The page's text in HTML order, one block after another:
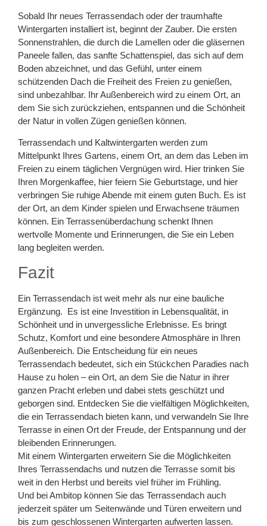
Sobald Ihr neues Terrassendach oder der traumhafte
Wintergarten installiert ist, beginnt der Zauber. Die ersten
Sonnenstrahlen, die durch die Lamellen oder die gläsernen
Paneele fallen, das sanfte Schattenspiel, das sich auf dem
Boden abzeichnet, und das Gefühl, unter einem
schützenden Dach die Freiheit des Freien zu genießen,
sind unbezahlbar. Ihr Außenbereich wird zu einem Ort, an
dem Sie sich zurückziehen, entspannen und die Schönheit
der Natur in vollen Zügen genießen können.
Terrassendach und Kaltwintergarten werden zum
Mittelpunkt Ihres Gartens, einem Ort, an dem das Leben im
Freien zu einem täglichen Vergnügen wird. Hier trinken Sie
Ihren Morgenkaffee, hier feiern Sie Geburtstage, und hier
verbringen Sie ruhige Abende mit einem guten Buch. Es ist
der Ort, an dem Kinder spielen und Erwachsene träumen
können. Ein Terrassenüberdachung schenkt Ihnen
wertvolle Momente und Erinnerungen, die Sie ein Leben
lang begleiten werden.
Fazit
Ein Terrassendach ist weit mehr als nur eine bauliche
Ergänzung. Es ist eine Investition in Lebensqualität, in
Schönheit und in unvergessliche Erlebnisse. Es bringt
Schutz, Komfort und eine besondere Atmosphäre in Ihren
Außenbereich. Die Entscheidung für ein neues
Terrassendach bedeutet, sich ein Stückchen Paradies nach
Hause zu holen – ein Ort, an dem Sie die Natur in ihrer
ganzen Pracht erleben und dabei stets geschützt und
geborgen sind. Entdecken Sie die vielfältigen Möglichkeiten,
die ein Terrassendach bieten kann, und verwandeln Sie Ihre
Terrasse in einen Ort der Freude, der Entspannung und der
bleibenden Erinnerungen.
Mit einem Wintergarten erweitern Sie die Möglichkeiten
Ihres Terrassendachs und nutzen die Terrasse somit bis
weit in den Herbst und bereits viel früher im Frühling.
Und bei Ambitop können Sie das Terrassendach auch
jederzeit später um Seitenwände und Türen erweitern und
bis zum geschlossenen Wintergarten aufwerten lassen.